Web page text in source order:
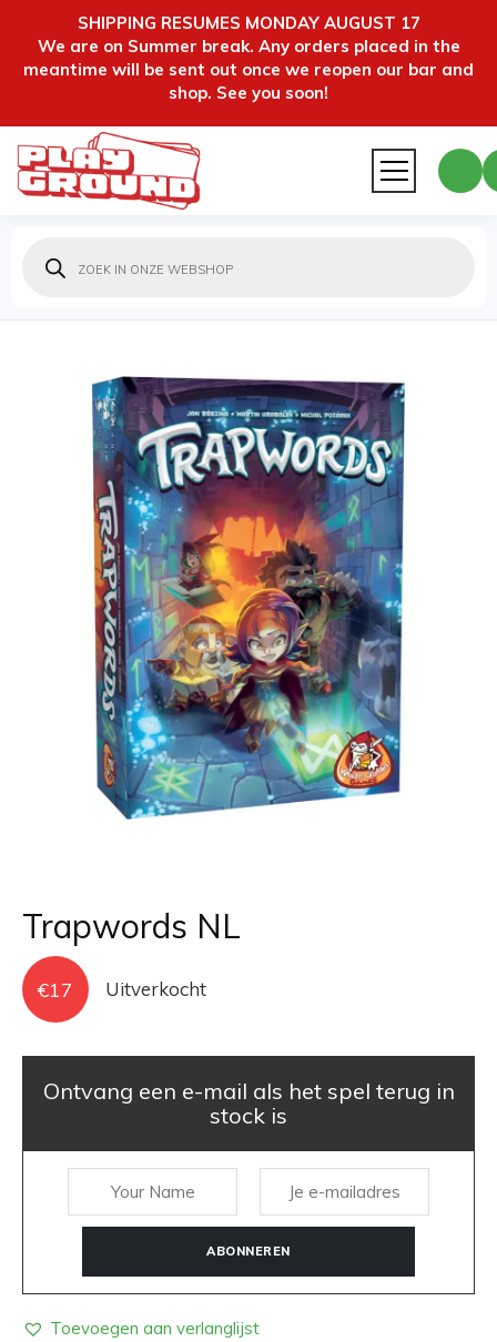
SHIPPING RESUMES MONDAY AUGUST 17
We are on Summer break. Any orders placed in the
meantime will be sent out once we reopen our bar and
shop. See you soon!
zoeken
Trapwords NL
€17 Uitverkocht
Ontvang een e-mail als het spel terug in
stock is
ABONNEREN
Toevoegen aan verlanglijst